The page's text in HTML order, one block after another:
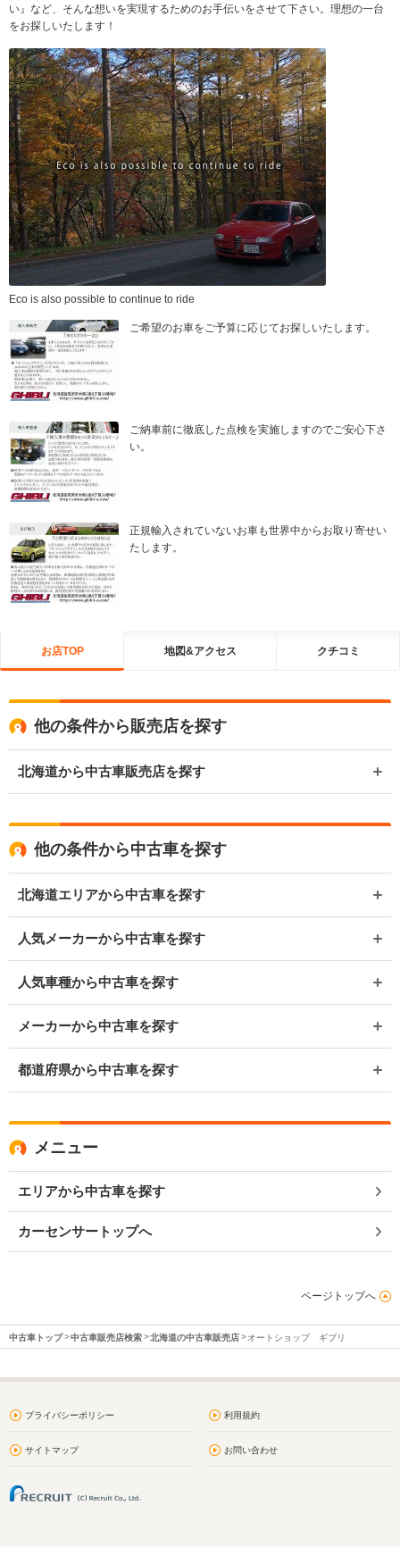
い』など、そんな想いを実現するためのお手伝いをさせて下さい。理想の一台
をお探しいたします！
Eco is also possible to continue to ride
ご希望のお車をご予算に応じてお探しいたします。
ご納車前に徹底した点検を実施しますのでご安心下さ
い。
正規輸入されていないお車も世界中からお取り寄せい
たします。
お店TOP 地図&アクセス クチコミ
他の条件から販売店を探す
北海道から中古車販売店を探す
他の条件から中古車を探す
北海道エリアから中古車を探す
人気メーカーから中古車を探す
人気車種から中古車を探す
メーカーから中古車を探す
都道府県から中古車を探す
メニュー
エリアから中古車を探す
カーセンサートップへ
ページトップへ
中古車トップ 中古車販売店検索 北海道の中古車販売店 オートショップ ギブリ
プライバシーポリシー 利用規約
サイトマップ お問い合わせ